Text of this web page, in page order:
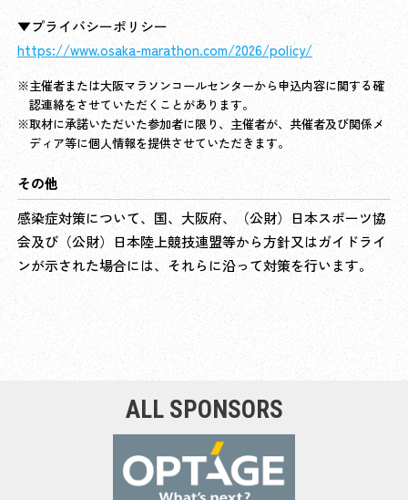
▼プライバシーポリシー
https://www.osaka-marathon.com/2026/policy/
主催者または大阪マラソンコールセンターから申込内容に関する確
認連絡をさせていただくことがあります。
取材に承諾いただいた参加者に限り、主催者が、共催者及び関係メ
ディア等に個人情報を提供させていただきます。
その他
感染症対策について、国、大阪府、（公財）日本スポーツ協
会及び（公財）日本陸上競技連盟等から方針又はガイドライ
ンが示された場合には、それらに沿って対策を行います。
ALL SPONSORS